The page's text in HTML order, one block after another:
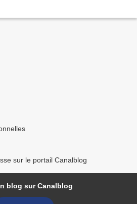
sur le portail Canalblog
blog sur Canalblog